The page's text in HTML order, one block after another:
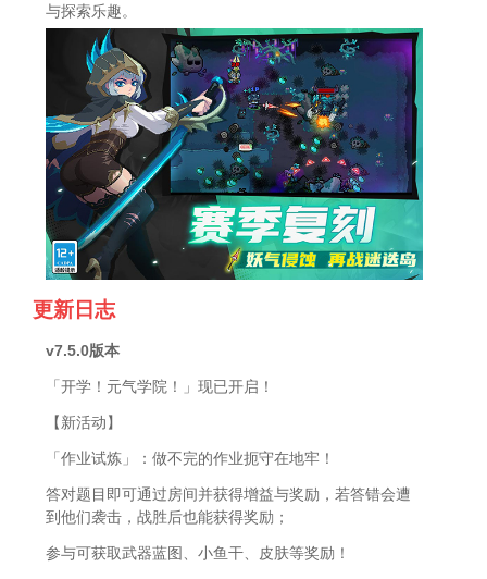
与探索乐趣。
更新日志
v7.5.0版本
「开学！元气学院！」现已开启！
【新活动】
「作业试炼」：做不完的作业扼守在地牢！
答对题目即可通过房间并获得增益与奖励，若答错会遭
到他们袭击，战胜后也能获得奖励；
参与可获取武器蓝图、小鱼干、皮肤等奖励！